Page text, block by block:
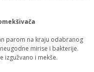
parom na kraju odabranog
mirise i bakterije.
izgužvano i mekše.